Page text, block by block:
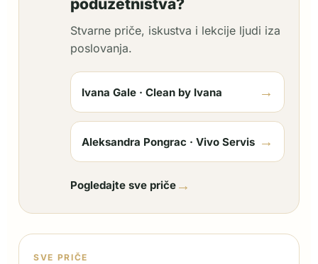
poduzetništva?
Stvarne priče, iskustva i lekcije ljudi iza
poslovanja.
Ivana Gale · Clean by Ivana →
Aleksandra Pongrac · Vivo Servis →
Pogledajte sve priče →
SVE PRIČE